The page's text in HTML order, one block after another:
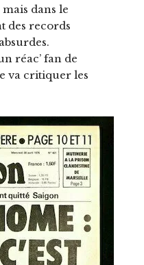
dans le
des records
réac’ fan de
va critiquer les